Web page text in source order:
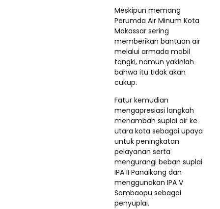
Meskipun memang
Perumda Air Minum Kota
Makassar sering
memberikan bantuan air
melalui armada mobil
tangki, namun yakinlah
bahwa itu tidak akan
cukup.
Fatur kemudian
mengapresiasi langkah
menambah suplai air ke
utara kota sebagai upaya
untuk peningkatan
pelayanan serta
mengurangi beban suplai
IPA II Panaikang dan
menggunakan IPA V
Sombaopu sebagai
penyuplai.